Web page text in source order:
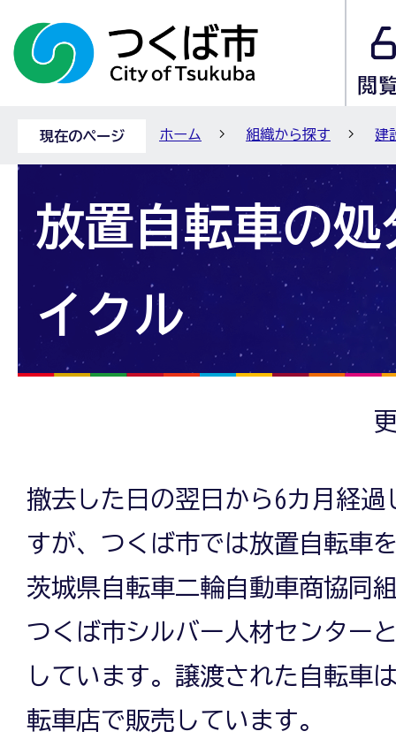
現在のページ ホーム 組織から探す 建
放置自転車の処
イクル
撤去した日の翌日から6カ月経
すが、つくば市では放置自転車
茨城県自転車二輪自動車商協同
つくば市シルバー人材センター
しています。譲渡された自転車
転車店で販売しています。